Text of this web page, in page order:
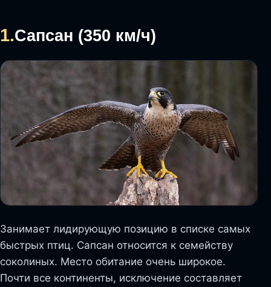
1.Сапсан (350 км/ч)
Занимает лидирующую позицию в списке самых
быстрых птиц. Сапсан относится к семейству
соколиных. Место обитание очень широкое.
Почти все континенты, исключение составляет